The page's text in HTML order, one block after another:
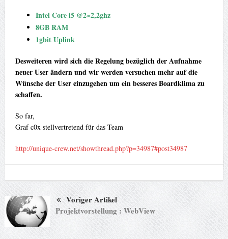
Intel Core i5 @2×2,2ghz
8GB RAM
1gbit Uplink
Desweiteren wird sich die Regelung bezüglich der Aufnahme
neuer User ändern und wir werden versuchen mehr auf die
Wünsche der User einzugehen um ein besseres Boardklima zu
schaffen.
So far,
Graf c0x stellvertretend für das Team
http://unique-crew.net/showthread.php?p=34987#post34987
Voriger Artikel
Projektvorstellung : WebView